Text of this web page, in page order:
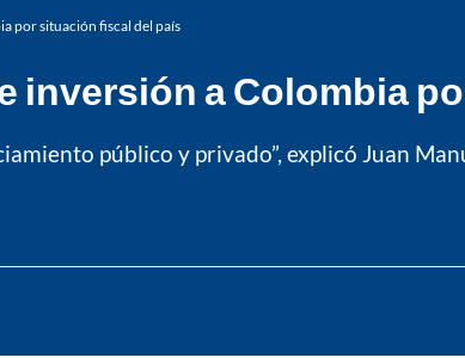
por situación fiscal del país
inversión a Colombia
público y privado”, explicó Juan